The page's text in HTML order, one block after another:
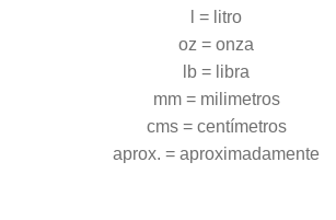
l = litro
oz = onza
lb = libra
mm = milimetros
cms = centímetros
aprox. = aproximadamente